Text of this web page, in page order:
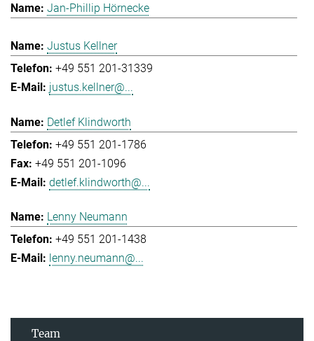
Jan-Phillip Hörnecke
Justus Kellner
+49 551 201-31339
justus.kellner@...
Detlef Klindworth
+49 551 201-1786
+49 551 201-1096
detlef.klindworth@...
Lenny Neumann
+49 551 201-1438
lenny.neumann@...
Team